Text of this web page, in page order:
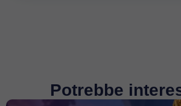
Potrebbe